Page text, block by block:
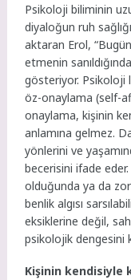
Psikoloji biliminin
diyaloğun ruh
aktaran Erol,
etmenin
gösteriyor. Psikoloji
öz-onaylama (self-
onaylama, kişinin
anlamına gelmez.
yönlerini ve
becerisini ifade
olduğunda ya da
benlik algısı
eksiklerine değil,
psikolojik dengesini
Kişinin kendisiyle